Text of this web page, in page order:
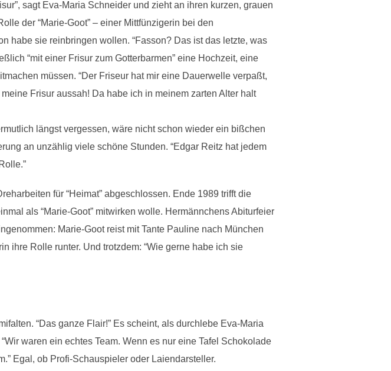
sagt Eva-Maria Schneider und zieht an ihren kurzen, grauen
der “Marie-Goot” – einer Mittfünzigerin bei den
habe sie reinbringen wollen. “Fasson? Das ist das letzte, was
“mit einer Frisur zum Gotterbarmen” eine Hochzeit, eine
müssen. “Der Friseur hat mir eine Dauerwelle verpaßt,
Frisur aussah! Da habe ich in meinem zarten Alter halt
längst vergessen, wäre nicht schon wieder ein bißchen
an unzählig viele schöne Stunden. “Edgar Reitz hat jedem
für “Heimat” abgeschlossen. Ende 1989 trifft die
als “Marie-Goot” mitwirken wolle. Hermännchens Abiturfeier
Marie-Goot reist mit Tante Pauline nach München
ihre Rolle runter. Und trotzdem: “Wie gerne habe ich sie
“Das ganze Flair!” Es scheint, als durchlebe Eva-Maria
waren ein echtes Team. Wenn es nur eine Tafel Schokolade
Egal, ob Profi-Schauspieler oder Laiendarsteller.